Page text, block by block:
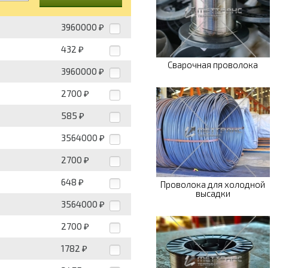
3960000 ₽
432 ₽
3960000 ₽
2700 ₽
585 ₽
3564000 ₽
2700 ₽
648 ₽
3564000 ₽
2700 ₽
1782 ₽
Сварочная проволока
Проволока для холодной
высадки